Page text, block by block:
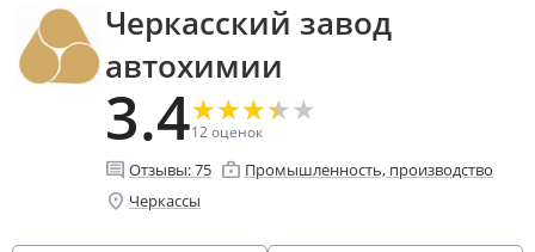
Черкасский завод
автохимии
3.4★
★★
★★
★★
★★
★
12оценок
comment Отзывы:75 enterprise Промышленность, производство
location_on Черкассы